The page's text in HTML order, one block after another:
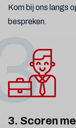
Kom bij ons langs
bespreken.
3. Scoren